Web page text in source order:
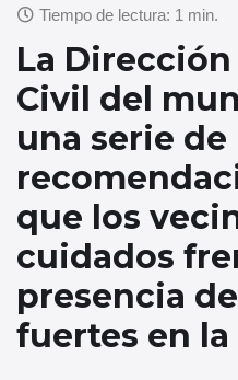
c
e
b
o
o
k
at
s
A
p
p
La
Civil del
una serie de
que los
cuidados
presencia
fuertes en